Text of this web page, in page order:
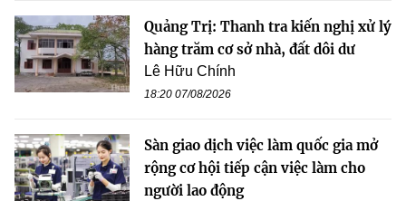
Quảng Trị: Thanh tra kiến nghị xử lý
hàng trăm cơ sở nhà, đất dôi dư
Lê Hữu Chính
18:20 07/08/2026
Sàn giao dịch việc làm quốc gia mở
rộng cơ hội tiếp cận việc làm cho
người lao động